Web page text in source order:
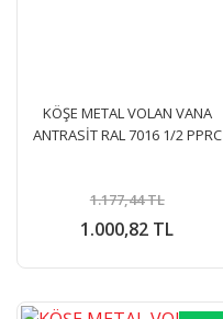
KÖŞE METAL VOLAN VANA
ANTRASİT RAL 7016 1/2 PPRC
1.000,82 TL
1.177,44 TL